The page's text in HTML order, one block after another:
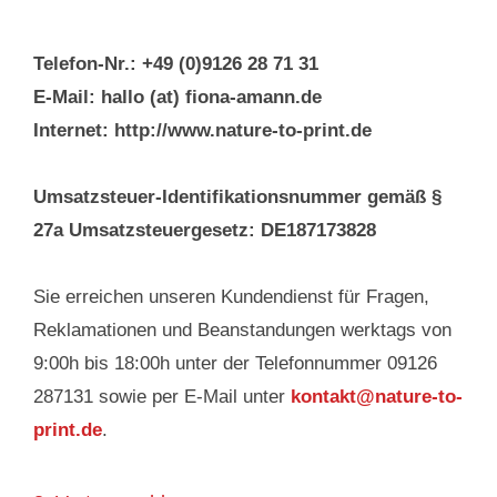
Telefon-Nr.: +49 (0)9126 28 71 31
E-Mail: hallo (at) fiona-amann.de
Internet: http://www.nature-to-print.de
Umsatzsteuer-Identifikationsnummer gemäß §
27a Umsatzsteuergesetz: DE187173828
Sie erreichen unseren Kundendienst für Fragen,
Reklamationen und Beanstandungen werktags von
9:00h bis 18:00h unter der Telefonnummer 09126
287131 sowie per E-Mail unter kontakt@nature-to-
print.de.